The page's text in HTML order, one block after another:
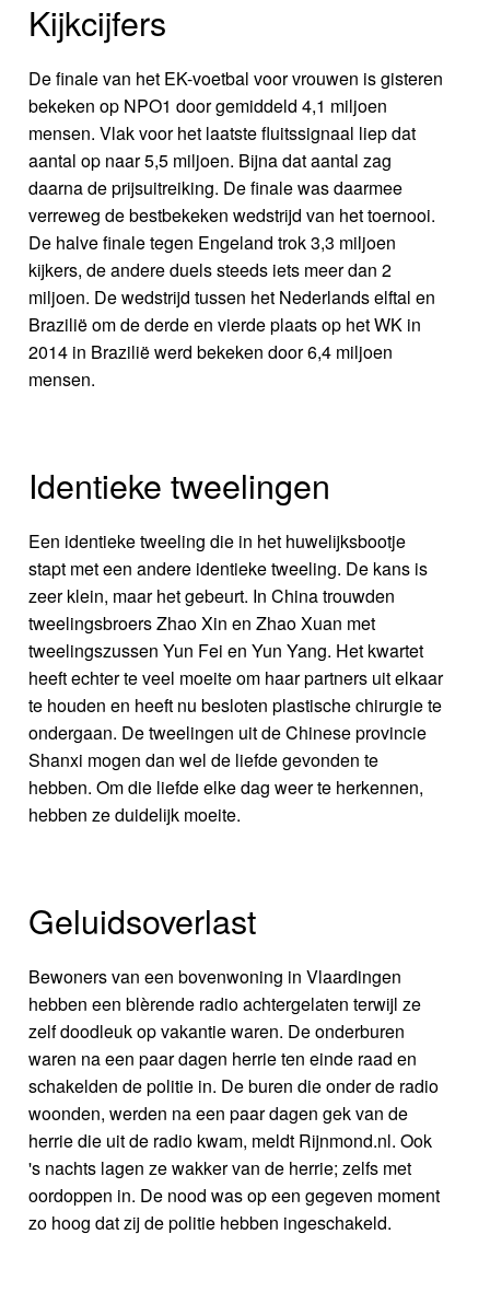
Kijkcijfers
De finale van het EK-voetbal voor vrouwen is gisteren
bekeken op NPO1 door gemiddeld 4,1 miljoen
mensen. Vlak voor het laatste fluitssignaal liep dat
aantal op naar 5,5 miljoen. Bijna dat aantal zag
daarna de prijsuitreiking. De finale was daarmee
verreweg de bestbekeken wedstrijd van het toernooi.
De halve finale tegen Engeland trok 3,3 miljoen
kijkers, de andere duels steeds iets meer dan 2
miljoen. De wedstrijd tussen het Nederlands elftal en
Brazilië om de derde en vierde plaats op het WK in
2014 in Brazilië werd bekeken door 6,4 miljoen
mensen.
Identieke tweelingen
Een identieke tweeling die in het huwelijksbootje
stapt met een andere identieke tweeling. De kans is
zeer klein, maar het gebeurt. In China trouwden
tweelingsbroers Zhao Xin en Zhao Xuan met
tweelingszussen Yun Fei en Yun Yang. Het kwartet
heeft echter te veel moeite om haar partners uit elkaar
te houden en heeft nu besloten plastische chirurgie te
ondergaan. De tweelingen uit de Chinese provincie
Shanxi mogen dan wel de liefde gevonden te
hebben. Om die liefde elke dag weer te herkennen,
hebben ze duidelijk moeite.
Geluidsoverlast
Bewoners van een bovenwoning in Vlaardingen
hebben een blèrende radio achtergelaten terwijl ze
zelf doodleuk op vakantie waren. De onderburen
waren na een paar dagen herrie ten einde raad en
schakelden de politie in. De buren die onder de radio
woonden, werden na een paar dagen gek van de
herrie die uit de radio kwam, meldt Rijnmond.nl. Ook
's nachts lagen ze wakker van de herrie; zelfs met
oordoppen in. De nood was op een gegeven moment
zo hoog dat zij de politie hebben ingeschakeld.